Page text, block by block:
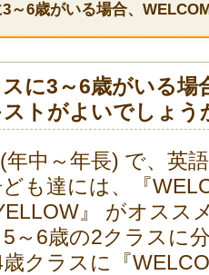
～6歳がいる場合、
に3～6歳がいる場
トがよいでしょう
年中～年長) で、英
も達には、『
』 がオスス
～6歳の2クラスに
クラスに『